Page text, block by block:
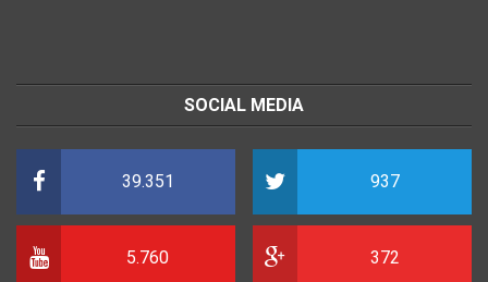
SOCIAL MEDIA
39.351 937
5.760 372